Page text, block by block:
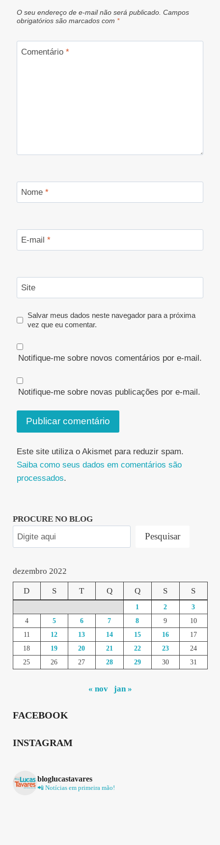
O seu endereço de e-mail não será publicado. Campos
obrigatórios são marcados com *
Comentário *
Nome *
E-mail *
Site
Salvar meus dados neste navegador para a próxima
vez que eu comentar.
Notifique-me sobre novos comentários por e-mail.
Notifique-me sobre novas publicações por e-mail.
Este site utiliza o Akismet para reduzir spam.
Saiba como seus dados em comentários são
processados.
PROCURE NO BLOG
Pesquisar
dezembro 2022
D S T Q Q S S
1 2
3
4
5 6 7 8 9
10
11
12 13 14 15 16
17
18
19 20 21 22 23
24
25
26 27 28 29 30 31
« nov jan »
FACEBOOK
INSTAGRAM
bloglucastavares
📲 Notícias em primeira mão!